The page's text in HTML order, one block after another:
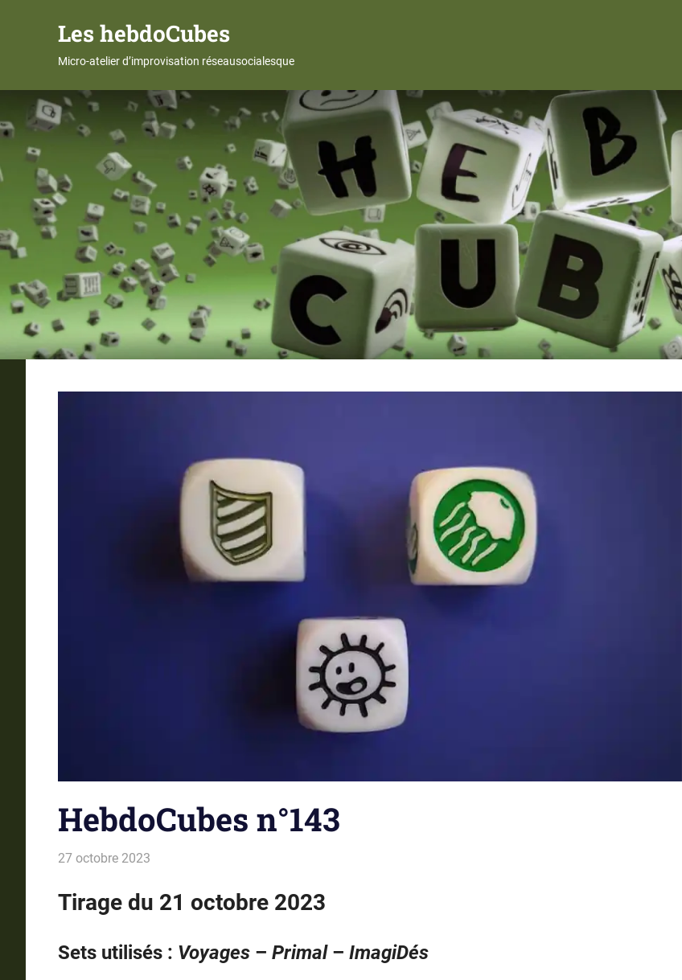
to
content
Les hebdoCubes
Micro-atelier d’improvisation réseausocialesque
HebdoCubes n°143
27 octobre 2023
Tirage du 21 octobre 2023
Sets utilisés : Voyages – Primal– ImagiDés